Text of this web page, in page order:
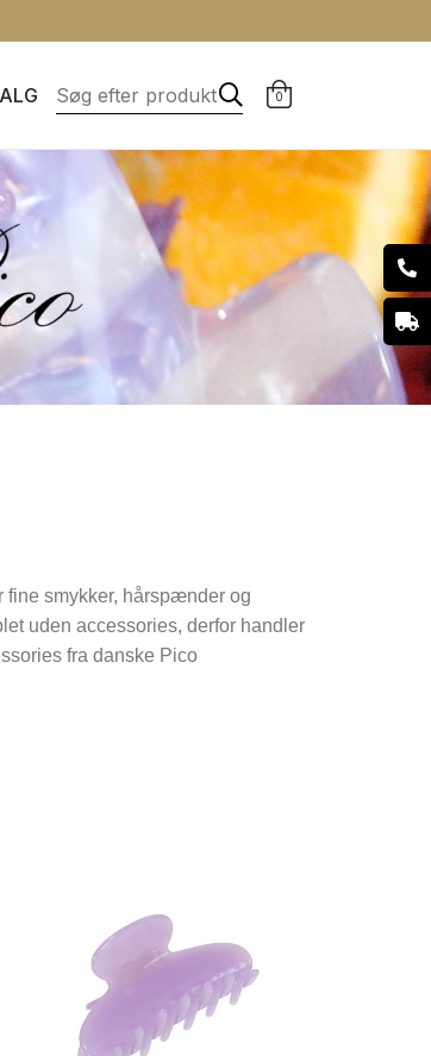
0
fine smykker, hårspænder og
uden accessories, derfor handler
fra danske Pico